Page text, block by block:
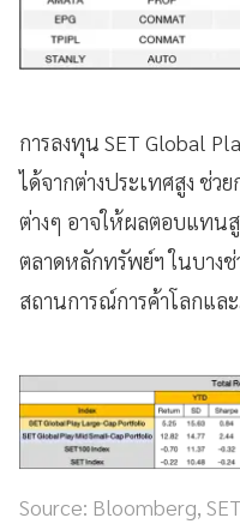
การลงทุน SET Global
ได้จากต่างประเทศสูง ช่ว
ต่างๆ อาจให้ผลตอบแทน
ตลาดหลักทรัพย์ฯ ในบาง
สถานการณ์การค้าโลกแล
Source: Bloomberg,